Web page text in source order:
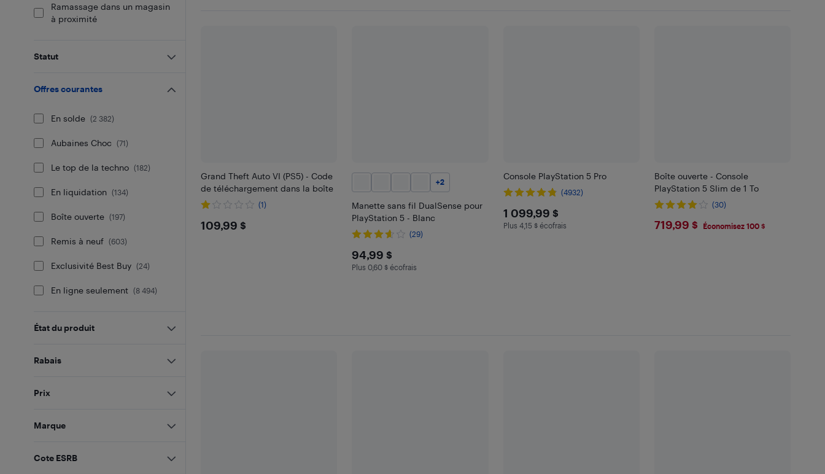
Grand Theft Auto VI (PS5) - Code
de téléchargement dans la boîte
(1)
$109.99
109,99 $
+2
Manette sans fil DualSense pour
PlayStation 5 - Blanc
(29)
$94.99
94,99 $
Plus 0.6 $ en écofrais
Plus 0,60 $ écofrais
Console PlayStation 5 Pro
(4932)
$1099.99
1 099,99 $
Plus 4.15 $ en écofrais
Plus 4,15 $ écofrais
Boîte ouverte - Console
PlayStation 5 Slim de 1 To
(30)
$719.99
719,99 $ Économisez 100 $
Ramassage dans un magasin
à proximité
Statut
Offres courantes
En solde (2 382)
Aubaines Choc (71)
Le top de la techno (182)
En liquidation (134)
Boîte ouverte (197)
Remis à neuf (603)
Exclusivité Best Buy (24)
En ligne seulement (8 494)
État du produit
Rabais
Prix
Marque
Cote ESRB